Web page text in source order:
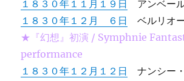
１８３０年１１月１９日
アンベー
１８３０年１２月 ６日
ベルリオ
★『幻想』初演 / Symphnie
performance
１８３０年１２月１２日
ナンシー